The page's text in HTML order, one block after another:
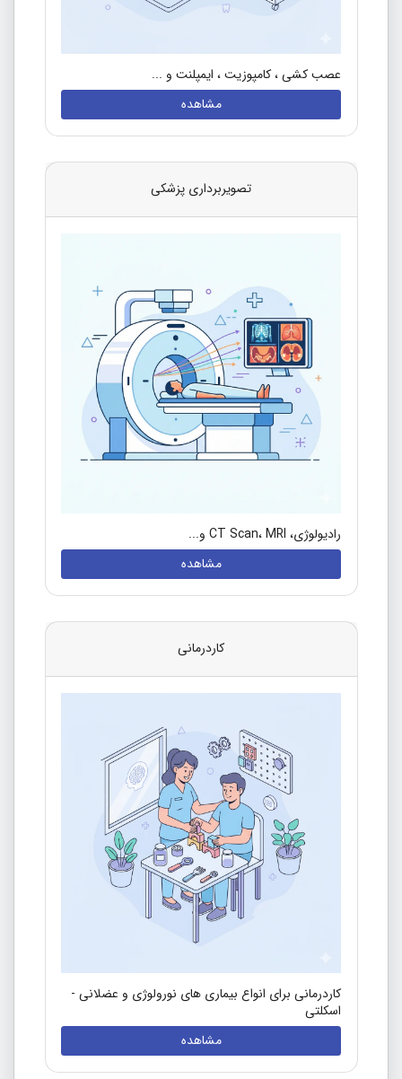
عصب کشی ، کامپوزیت ، ایمپلنت و ...
مشاهده
تصویربرداری پزشکی
رادیولوژی، CT Scan، MRI و...
مشاهده
کاردرمانی
کاردرمانی برای انواع بیماری های نورولوژی و عضلانی -
اسکلتی
مشاهده